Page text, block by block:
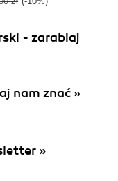
- zarabiaj
nam znać »
»